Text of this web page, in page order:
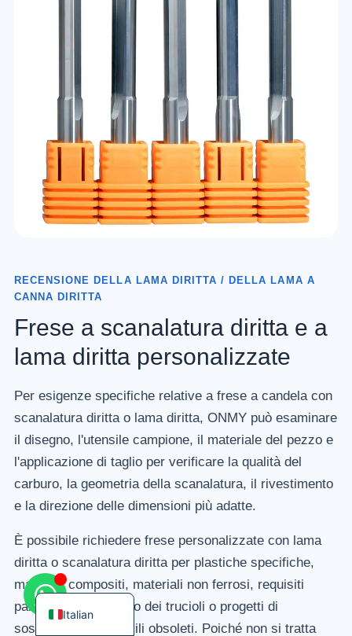
RECENSIONE DELLA LAMA DIRITTA / DELLA LAMA A
CANNA DIRITTA
Frese a scanalatura diritta e a
lama diritta personalizzate
Per esigenze specifiche relative a frese a candela con
scanalatura diritta o lama diritta, ONMY può esaminare
il disegno, l'utensile campione, il materiale del pezzo e
l'applicazione di taglio per verificare la qualità del
carburo, la geometria della scanalatura, il rivestimento
e la direzione delle dimensioni più adatte.
È possibile richiedere frese personalizzate con lama
diritta o scanalatura diritta per plastiche specifiche,
materiali compositi, materiali non ferrosi, requisiti
particolari di controllo dei trucioli o progetti di
sostituzione di utensili obsoleti. Poiché non si tratta
Italian
English
Turkish
Spanish
Russian
Chinese
Japanese
German